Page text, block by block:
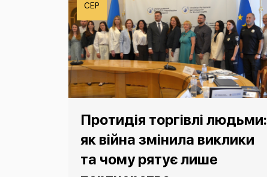
СЕР
Протидія торгівлі людьми:
як війна змінила виклики
та чому рятує лише